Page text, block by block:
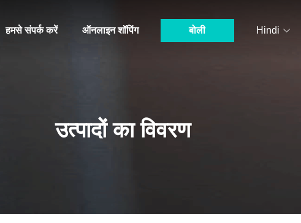
हमसे संपर्क करें ऑनलाइन शॉपिंग बोली Hindi
उत्पादों का विवरण